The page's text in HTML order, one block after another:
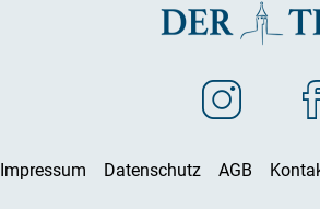
Impressum Datenschutz AGB